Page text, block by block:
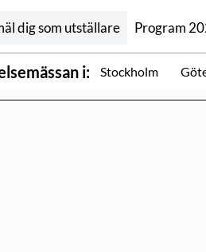
dig som utställare Program
i: Stockholm